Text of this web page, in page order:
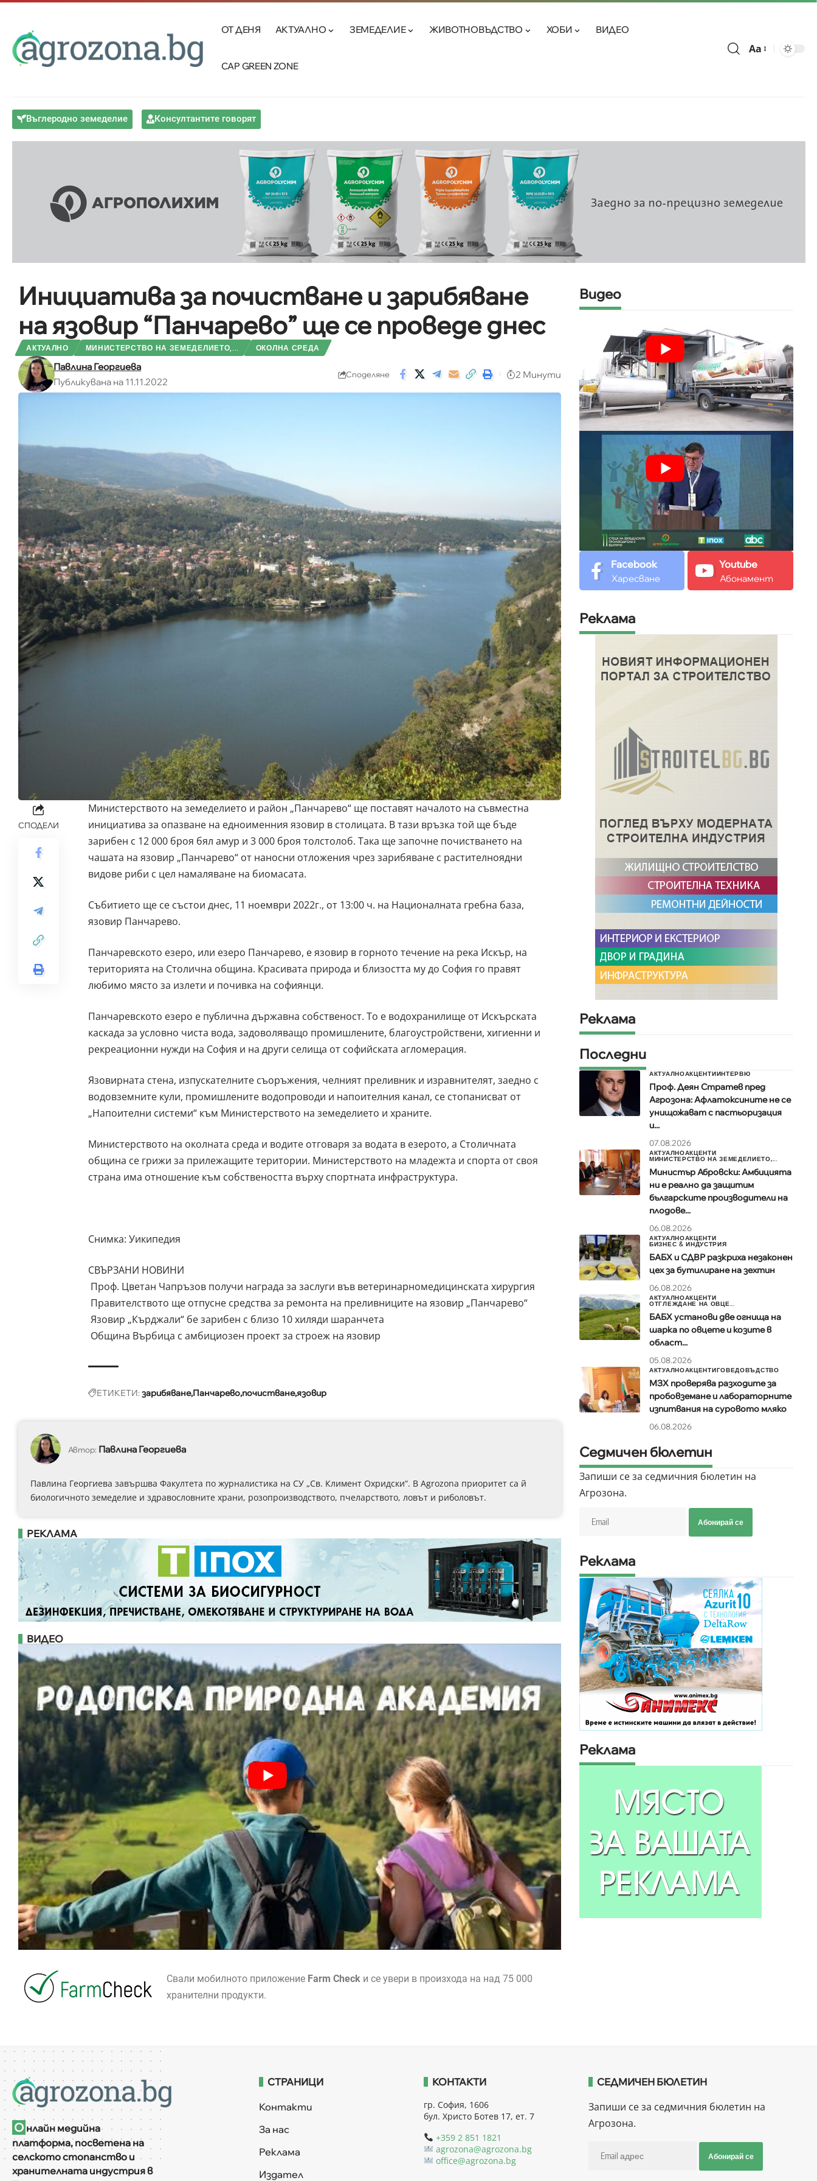
ОТ ДЕНЯ АКТУАЛНО ЗЕМЕДЕЛИЕ ЖИВОТНОВЪДСТВО ХОБИ ВИДЕО
CAP GREEN ZONE
Aa
Въглеродно земеделие Консултантите говорят
Инициатива за почистване и зарибяване
на язовир “Панчарево” ще се проведе днес
АКТУАЛНО МИНИСТЕРСТВО НА ЗЕМЕДЕЛИЕТО,... ОКОЛНА СРЕДА
Павлина Георгиева
Публикувана на 11.11.2022
Споделяне 2 Минути
СПОДЕЛИ
Министерството на земеделието и район „Панчарево“ ще поставят началото на съвместна
инициатива за опазване на едноименния язовир в столицата. В тази връзка той ще бъде
зарибен с 12 000 броя бял амур и 3 000 броя толстолоб. Така ще започне почистването на
чашата на язовир „Панчарево“ от наносни отложения чрез зарибяване с растителноядни
видове риби с цел намаляване на биомасата.
Събитието ще се състои днес, 11 ноември 2022г., от 13:00 ч. на Националната гребна база,
язовир Панчарево.
Панчаревското езеро, или езеро Панчарево, е язовир в горното течение на река Искър, на
територията на Столична община. Красивата природа и близостта му до София го правят
любимо място за излети и почивка на софиянци.
Панчаревското езеро е публична държавна собственост. То е водохранилище от Искърската
каскада за условно чиста вода, задоволяващо промишлените, благоустройствени, хигиенни и
рекреационни нужди на София и на други селища от софийската агломерация.
Язовирната стена, изпускателните съоръжения, челният преливник и изравнителят, заедно с
водовземните кули, промишлените водопроводи и напоителния канал, се стопанисват от
„Напоителни системи“ към Министерството на земеделието и храните.
Министерството на околната среда и водите отговаря за водата в езерото, а Столичната
община се грижи за прилежащите територии. Министерството на младежта и спорта от своя
страна има отношение към собствеността върху спортната инфраструктура.
Снимка: Уикипедия
СВЪРЗАНИ НОВИНИ
Проф. Цветан Чапръзов получи награда за заслуги във ветеринарномедицинската хирургия
Правителството ще отпусне средства за ремонта на преливниците на язовир „Панчарево“
Язовир „Кърджали“ бе зарибен с близо 10 хиляди шаранчета
Община Върбица с амбициозен проект за строеж на язовир
ЕТИКЕТИ:зарибяванеПанчаревопочистванеязовир
Автор: Павлина Георгиева
Павлина Георгиева завършва Факултета по журналистика на СУ „Св. Климент Охридски“. В Аgrozona приоритет са й
биологичното земеделие и здравословните храни, розопроизводството, пчеларството, ловът и риболовът.
РЕКЛАМА
ВИДЕО
Свали мобилното приложение Farm Check и се увери в произхода на над 75 000
хранителни продукти.
Видео
Facebook
Харесване
Youtube
Абонамент
Реклама
Реклама
Последни
АКТУАЛНОАКЦЕНТИИНТЕРВЮ
Проф. Деян Стратев пред
Агрозона: Афлатоксините не се
унищожават с пастьоризация
и...
07.08.2026
АКТУАЛНОАКЦЕНТИ
МИНИСТЕРСТВО НА ЗЕМЕДЕЛИЕТО,...
Министър Абровски: Амбицията
ни е реално да защитим
българските производители на
плодове...
06.08.2026
АКТУАЛНОАКЦЕНТИ
БИЗНЕС & ИНДУСТРИЯ
БАБХ и СДВР разкриха незаконен
цех за бутилиране на зехтин
06.08.2026
АКТУАЛНОАКЦЕНТИ
ОТГЛЕЖДАНЕ НА ОВЦЕ...
БАБХ установи две огнища на
шарка по овцете и козите в
област...
05.08.2026
АКТУАЛНОАКЦЕНТИГОВЕДОВЪДСТВО
МЗХ проверява разходите за
пробовземане и лабораторните
изпитвания на суровото мляко
06.08.2026
Седмичен бюлетин
Запиши се за седмичния бюлетин на
Агрозона.
Абонирай се
Реклама
Реклама
О нлайн медийна
платформа, посветена на
селското стопанство и
хранителната индустрия в
СТРАНИЦИ
Контакти
За нас
Реклама
Издател
КОНТАКТИ
гр. София, 1606
бул. Христо Ботев 17, ет. 7
+359 2 851 1821
agrozona@agrozona.bg
office@agrozona.bg
СЕДМИЧЕН БЮЛЕТИН
Запиши се за седмичния бюлетин на
Агрозона.
Абонирай се